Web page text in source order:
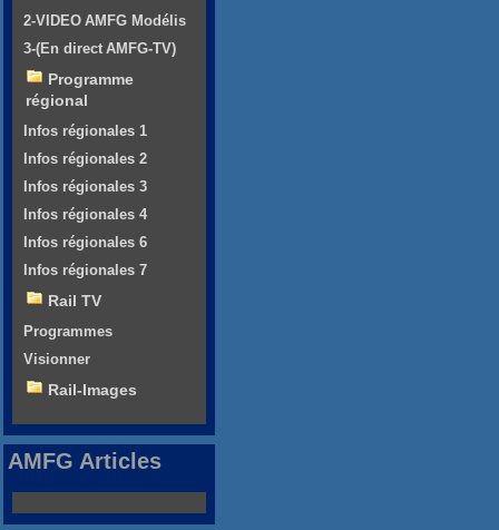
2-VIDEO AMFG Modélis
3-(En direct AMFG-TV)
Programme
régional
Infos régionales 1
Infos régionales 2
Infos régionales 3
Infos régionales 4
Infos régionales 6
Infos régionales 7
Rail TV
Programmes
Visionner
Rail-Images
AMFG Articles